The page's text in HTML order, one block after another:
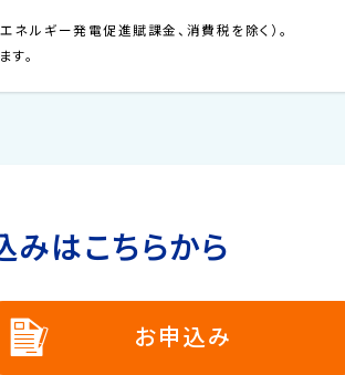
ルギー発電促進賦課金、消費税を除く）。
。
みはこちらから
お申込み